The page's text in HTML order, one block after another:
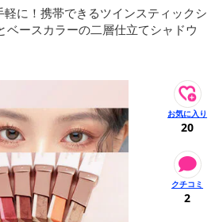
軽に！携帯できるツインスティックシ
ベースカラーの二層仕立てシャドウ
20
2